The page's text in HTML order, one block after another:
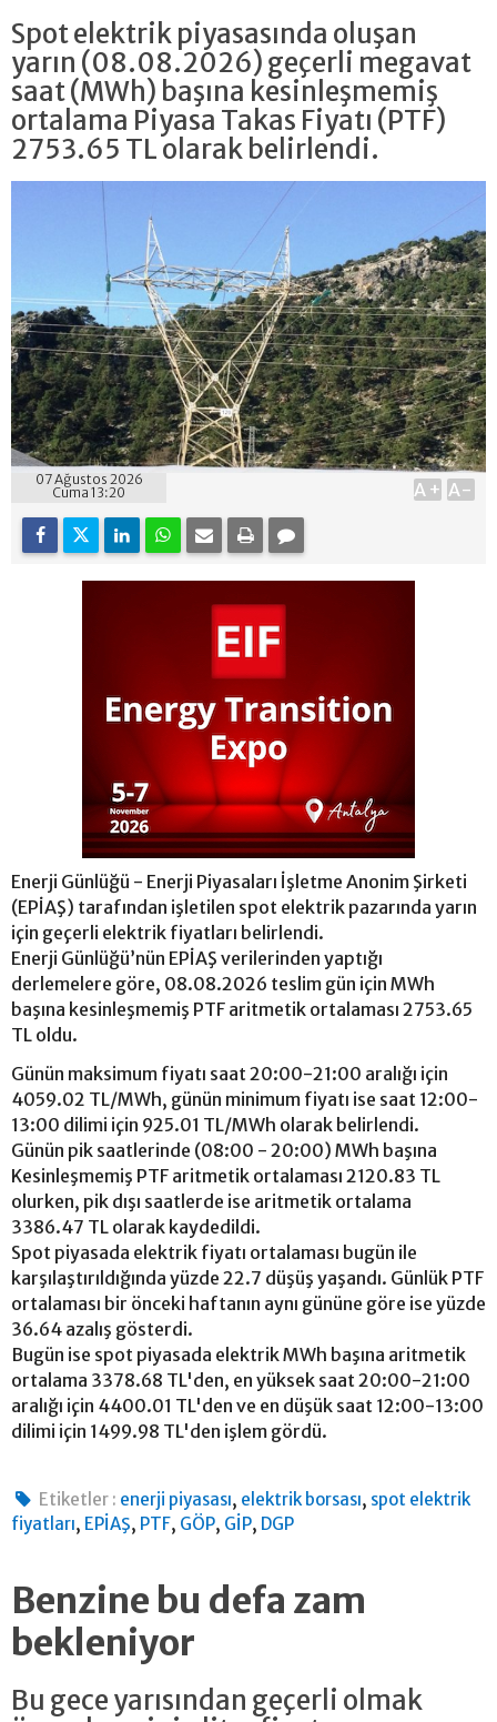
Spot elektrik piyasasında oluşan
yarın (08.08.2026) geçerli megavat
saat (MWh) başına kesinleşmemiş
ortalama Piyasa Takas Fiyatı (PTF)
2753.65 TL olarak belirlendi.
07 Ağustos 2026
Cuma 13:20
A+ A-
Enerji Günlüğü - Enerji Piyasaları İşletme Anonim Şirketi
(EPİAŞ) tarafından işletilen spot elektrik pazarında yarın
için geçerli elektrik fiyatları belirlendi.
Enerji Günlüğü’nün EPİAŞ verilerinden yaptığı
derlemelere göre, 08.08.2026 teslim gün için MWh
başına kesinleşmemiş PTF aritmetik ortalaması 2753.65
TL oldu.
Günün maksimum fiyatı saat 20:00-21:00 aralığı için
4059.02 TL/MWh, günün minimum fiyatı ise saat 12:00-
13:00 dilimi için 925.01 TL/MWh olarak belirlendi.
Günün pik saatlerinde (08:00 - 20:00) MWh başına
Kesinleşmemiş PTF aritmetik ortalaması 2120.83 TL
olurken, pik dışı saatlerde ise aritmetik ortalama
3386.47 TL olarak kaydedildi.
Spot piyasada elektrik fiyatı ortalaması bugün ile
karşılaştırıldığında yüzde 22.7 düşüş yaşandı. Günlük PTF
ortalaması bir önceki haftanın aynı gününe göre ise yüzde
36.64 azalış gösterdi.
Bugün ise spot piyasada elektrik MWh başına aritmetik
ortalama 3378.68 TL'den, en yüksek saat 20:00-21:00
aralığı için 4400.01 TL'den ve en düşük saat 12:00-13:00
dilimi için 1499.98 TL'den işlem gördü.
Etiketler : enerji piyasası, elektrik borsası, spot elektrik
fiyatları, EPİAŞ, PTF, GÖP, GİP, DGP
Benzine bu defa zam
bekleniyor
Bu gece yarısından geçerli olmak